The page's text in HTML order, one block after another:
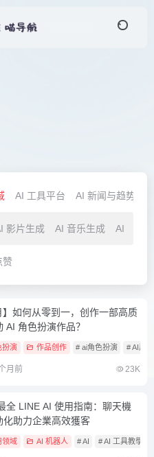
AI 工具平台 AI 新闻与趋势
影片生成 AI 音乐生成 AI 语音
赞
】如何从零到一，创作一部高质
AI 角色扮演作品？
扮演 作品创作 # ai角色扮演 # AI风月
月前 23K
全 LINE AI 使用指南：聊天機
化助力企業高效獲客
领域 AI 机器人 # AI # AI 工具教學